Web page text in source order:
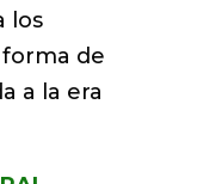
los
de
a la era